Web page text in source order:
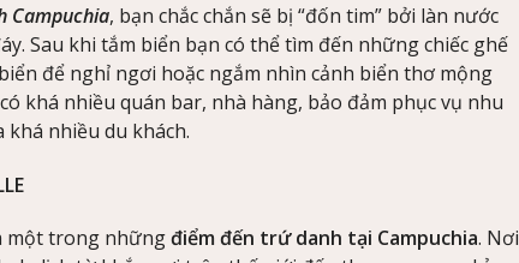
Campuchia, bạn chắc chắn sẽ bị “đốn tim” bởi làn nước
Sau khi tắm biển bạn có thể tìm đến những chiếc ghế
để nghỉ ngơi hoặc ngắm nhìn cảnh biển thơ mộng
khá nhiều quán bar, nhà hàng, bảo đảm phục vụ nhu
khá nhiều du khách.
một trong nhữngđiểm đến trứ danh tại Campuchia. Nơi